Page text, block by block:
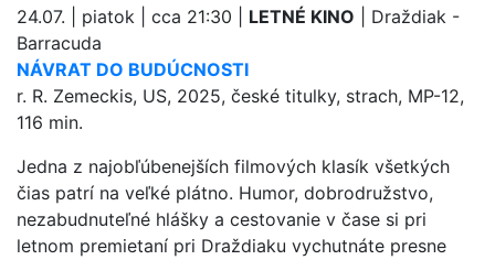
24.07. | piatok | cca 21:30 | LETNÉ KINO | Draždiak -
Barracuda
NÁVRAT DO BUDÚCNOSTI
r. R. Zemeckis, US, 2025, české titulky, strach, MP-12,
116 min.
Jedna z najobľúbenejších filmových klasík všetkých
čias patrí na veľké plátno. Humor, dobrodružstvo,
nezabudnuteľné hlášky a cestovanie v čase si pri
letnom premietaní pri Draždiaku vychutnáte presne